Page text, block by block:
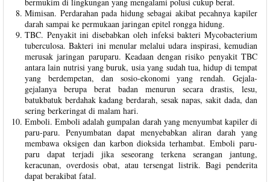
Mimisan. Perdarahan pada hidung sebagai akibat pecahnya kapiler
darah sampai ke permukaan jaringan epitel rongga hidung.
TBC. Penyakit ini disebabkan oleh infeksi bakteri Mycobacterium
tuberculosa. Bakteri ini menular melalui udara inspirasi, kemudian
merusak jaringan paruparu. Keadaan dengan risiko penyakit TBC
antara lain nutrisi yang buruk, usia yang sudah tua, hidup di tempat
yang berdempetan, dan sosio-ekonomi yang rendah. Gejala-
gejalanya berupa berat badan menurun secara drastis, lesu,
batukbatuk berdahak kadang berdarah, sesak napas, sakit dada, dan
sering berkeringat di malam hari.
Emboli. Emboli adalah gumpalan darah yang menyumbat kapiler di
paru-paru. Penyumbatan dapat menyebabkan aliran darah yang
membawa oksigen dan karbon dioksida terhambat. Emboli paru-
paru dapat terjadi jika seseorang terkena serangan jantung,
keracunan, overdosis obat, atau tersengat listrik. Bagi penderita
dapat berakibat fatal.